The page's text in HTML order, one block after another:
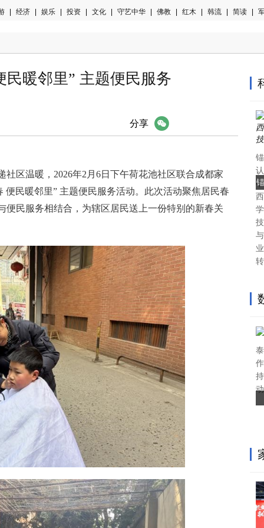
经济 娱乐 投资 文化 守艺中华 佛教 红木 韩流 简读
民暖邻里” 主题便民服务
分享
社区温暖，2026年2月6日下午荷花池社区联合成都家
便民暖邻里” 主题便民服务活动。此次活动聚焦居民春
便民服务相结合，为辖区居民送上一份特别的新春关